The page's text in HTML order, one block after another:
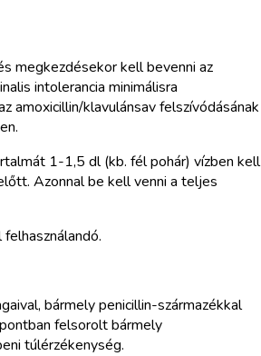
megkezdésekor kell bevenni az
intolerancia minimálisra
amoxicillin/klavulánsav felszívódásának
1-1,5 dl (kb. fél pohár) vízben kell
Azonnal be kell venni a teljes
bármely penicillin-származékkal
felsorolt bármely
túlérzékenység.